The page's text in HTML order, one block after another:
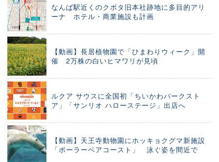
なんば駅近くのクボタ旧本社跡地に多目的アリ
ーナ ホテル・商業施設も計画
【動画】長居植物園で「ひまわりウィーク」開
催 2万株の白いヒマワリが見頃
ルクア サウスに全国初「ちいかわパークスト
ア」「サンリオ ハローステージ」出店へ
【動画】天王寺動物園にホッキョクグマ新施設
「ポーラーベアコースト」 泳ぐ姿を間近で